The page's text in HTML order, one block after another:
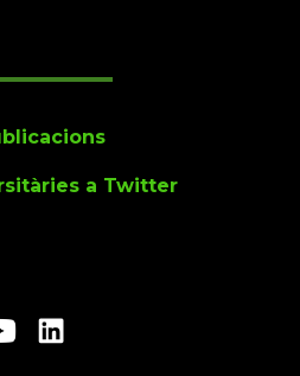
a Twitter